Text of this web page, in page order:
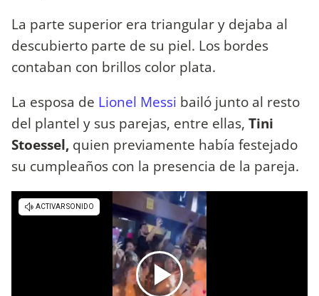
La parte superior era triangular y dejaba al
descubierto parte de su piel. Los bordes
contaban con brillos color plata.
La esposa de Lionel Messi bailó junto al resto
del plantel y sus parejas, entre ellas, Tini
Stoessel, quien previamente había festejado
su cumpleaños con la presencia de la pareja.